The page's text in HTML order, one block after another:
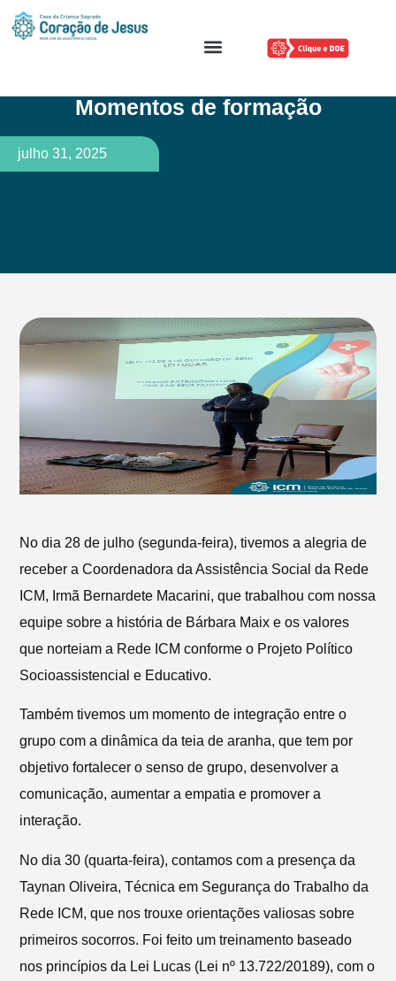
Momentos de formação
julho 31, 2025
No dia 28 de julho (segunda-feira), tivemos a alegria de
receber a Coordenadora da Assistência Social da Rede
ICM, Irmã Bernardete Macarini, que trabalhou com nossa
equipe sobre a história de Bárbara Maix e os valores
que norteiam a Rede ICM conforme o Projeto Político
Socioassistencial e Educativo.
Também tivemos um momento de integração entre o
grupo com a dinâmica da teia de aranha, que tem por
objetivo fortalecer o senso de grupo, desenvolver a
comunicação, aumentar a empatia e promover a
interação.
No dia 30 (quarta-feira), contamos com a presença da
Taynan Oliveira, Técnica em Segurança do Trabalho da
Rede ICM, que nos trouxe orientações valiosas sobre
primeiros socorros. Foi feito um treinamento baseado
nos princípios da Lei Lucas (Lei nº 13.722/20189), com o